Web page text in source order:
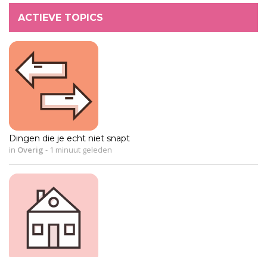
ACTIEVE TOPICS
Dingen die je echt niet snapt
in Overig - 1 minuut geleden